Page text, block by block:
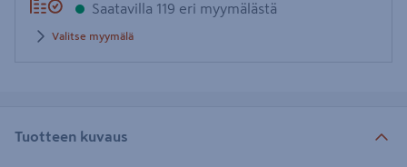
Saatavilla 119 eri myymälästä
Valitse myymälä
Tuotteen kuvaus